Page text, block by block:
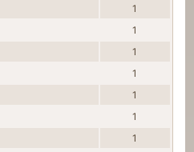
1
1
1
1
1
1
1